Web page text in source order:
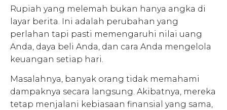
Rupiah yang melemah bukan hanya angka di
layar berita. Ini adalah perubahan yang
perlahan tapi pasti memengaruhi nilai uang
Anda, daya beli Anda, dan cara Anda mengelola
keuangan setiap hari.
Masalahnya, banyak orang tidak memahami
dampaknya secara langsung. Akibatnya, mereka
tetap menjalani kebiasaan finansial yang sama,